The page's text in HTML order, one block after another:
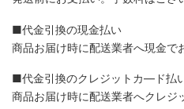
■代金引換の現金払い
商品お届け時に配送業者へ現金で
■代金引換のクレジットカ―ド払
商品お届け時に配送業者へクレジ